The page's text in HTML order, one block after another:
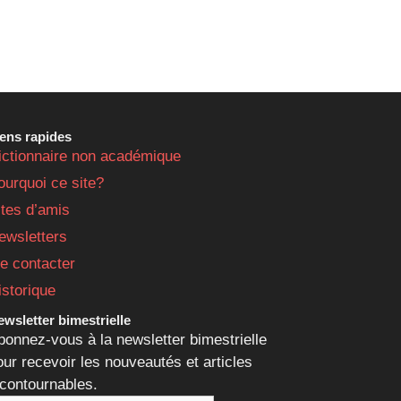
rapides
non académique
ce site?
d’amis
contacter
bimestrielle
vous à la newsletter bimestrielle
recevoir les nouveautés et articles